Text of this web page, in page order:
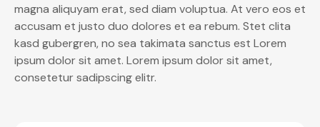
magna aliquyam erat, sed diam voluptua. At vero eos et
accusam et justo duo dolores et ea rebum. Stet clita
kasd gubergren, no sea takimata sanctus est Lorem
ipsum dolor sit amet. Lorem ipsum dolor sit amet,
consetetur sadipscing elitr.